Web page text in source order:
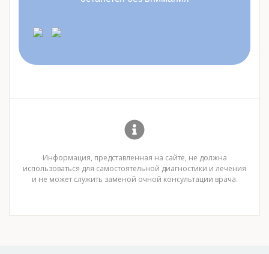
Информация, представленная на сайте, не должна
использоваться для самостоятельной диагностики и лечения
и не может служить заменой очной консультации врача.